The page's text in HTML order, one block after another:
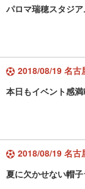
パロマ瑞穂スタジ
2018/08/19 名古
本日もイベント感満
2018/08/19 名古
夏に欠かせない帽